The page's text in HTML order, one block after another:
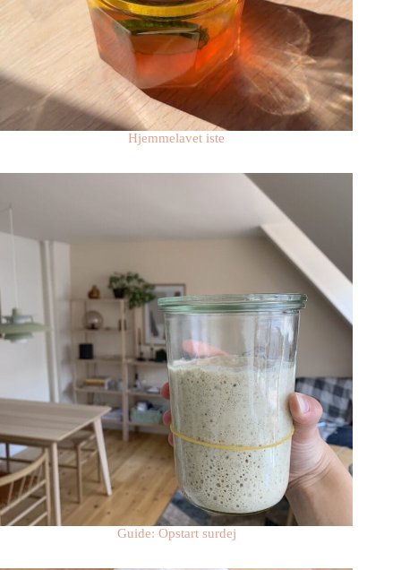
Hjemmelavet iste
Guide: Opstart surdej